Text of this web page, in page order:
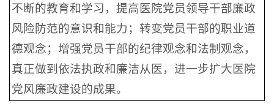
不断的教育和学习，提高医院党员领导干部廉政
风险防范的意识和能力；转变党员干部的职业道
德观念；增强党员干部的纪律观念和法制观念，
真正做到依法执政和廉洁从医，进一步扩大医院
党风廉政建设的成果。